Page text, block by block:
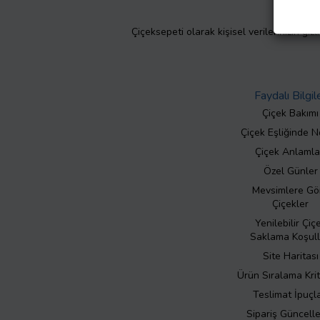
Çiçeksepeti olarak kişisel verilerinizin
Faydalı
Çiçek Bakımı
Çiçek Eşliğinde
Çiçek
Özel Günler
Mevsimlere
Çiçekler
Yenilebilir
Saklama
Site Haritası
Ürün Sıralama
Teslimat
Sipariş